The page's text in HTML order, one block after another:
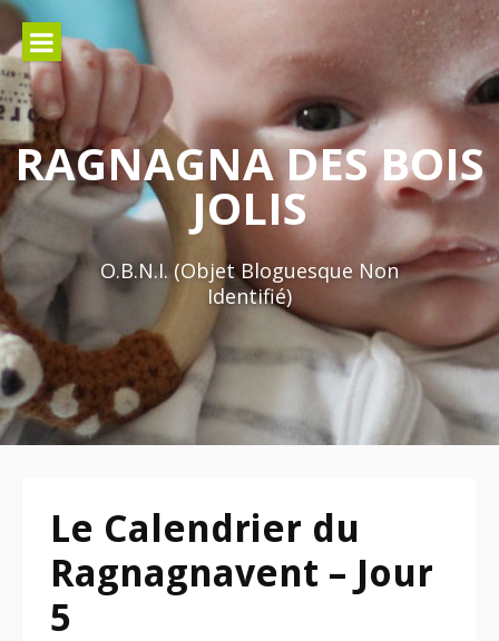
Aller
contenu
RAGNAGNA DES BOIS
JOLIS
O.B.N.I. (Objet Bloguesque Non
Identifié)
Le Calendrier du
Ragnagnavent – Jour
5